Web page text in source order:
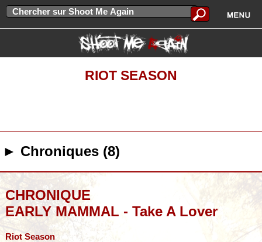
RIOT SEASON
► Chroniques (8)
CHRONIQUE
EARLY MAMMAL - Take A Lover
Riot Season